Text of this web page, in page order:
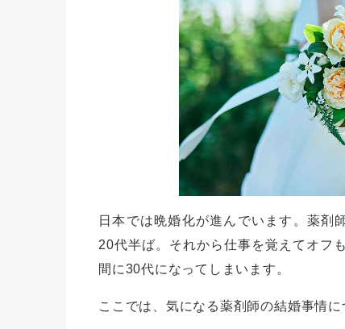
日本では晩婚化が進んでいます。薬剤
20代半ば。それから仕事を覚えてオフ
間に30代になってしまいます。
ここでは、気になる薬剤師の結婚事情に